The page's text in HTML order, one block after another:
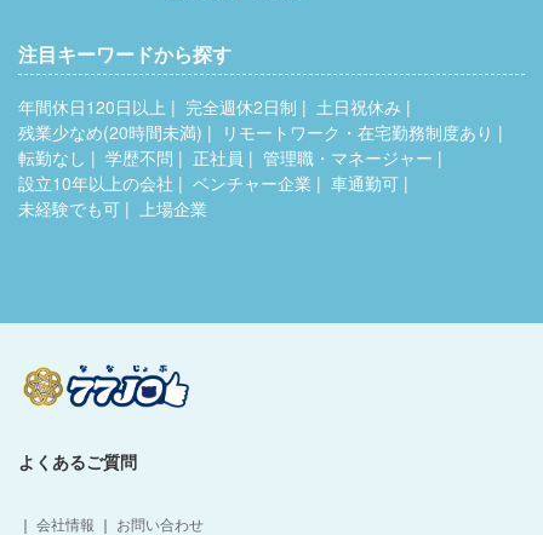
注目キーワードから探す
年間休日120日以上 完全週休2日制
土日祝休み
残業少なめ(20時間未満)
リモートワーク・在宅勤務制度あり
転勤なし
学歴不問 正社員
管理職・マネージャー
設立10年以上の会社
ベンチャー企業
車通勤可
未経験でも可
上場企業
よくあるご質問
｜ 会社情報 ｜ お問い合わせ